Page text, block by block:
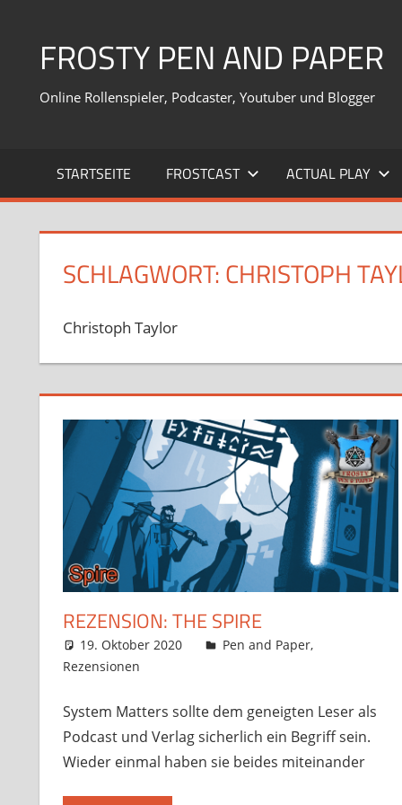
springenFROSTY PEN AND PAPER
Online Rollenspieler, Podcaster, Youtuber und Blogger
STARTSEITE FROSTCAST ACTUAL PLAY
SCHLAGWORT:CHRISTOPH
Christoph Taylor
REZENSION: THE SPIRE
19. Oktober 2020 Frosty
Pen and Paper,
Rezensionen
System Matters sollte dem geneigten Leser als
Podcast und Verlag sicherlich ein Begriff sein.
Wieder einmal haben sie beides miteinander